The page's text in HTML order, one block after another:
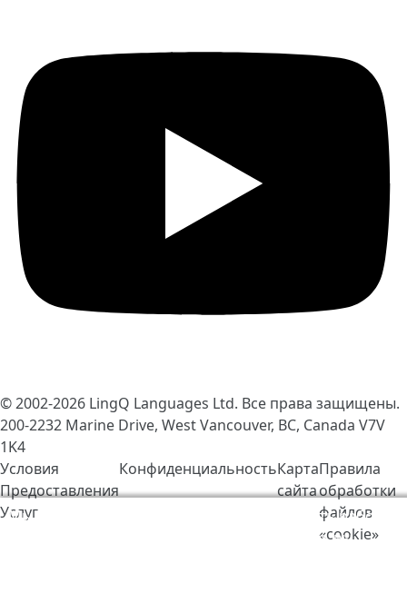
Мы используем cookie-файлы, чтобы сделать работу
LingQ лучше. Находясь на нашем сайте, вы
© 2002-2026 LingQ Languages Ltd. Все права защищены.
200-2232 Marine Drive, West Vancouver, BC, Canada V7V
1K4
Условия
Предоставления
Услуг
КонфиденциальностьКарта
сайта
Правила
обработки
файлов
«cookie»